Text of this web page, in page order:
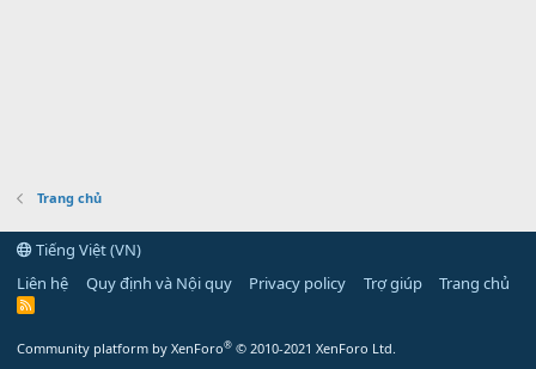
Trang chủ
Tiếng Việt (VN)
Liên hệ
Quy định và Nội quy Privacy policy Trợ giúp Trang chủ
R
Community platform by XenForo® © 2010-2021 XenForo Ltd.